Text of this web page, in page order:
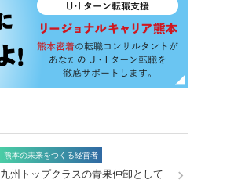
熊本の未来をつくる経営者
九州トップクラスの青果仲卸として